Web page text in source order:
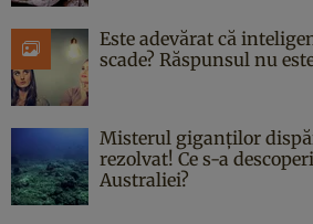
Este adevărat că
scade? Răspunsul nu
Misterul giganților
rezolvat! Ce s-a
Australiei?